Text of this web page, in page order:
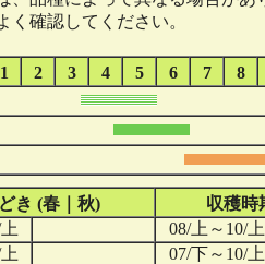
確認してください。
1 2 3 4 5 6 7 8
き (春｜秋)
収穫時
08/上～10/上
07/下～10/上